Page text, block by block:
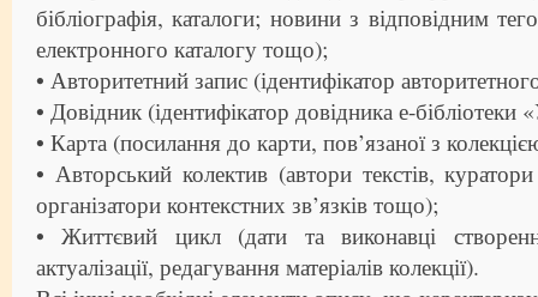
бібліографія, каталоги; новини з відповідним
електронного каталогу тощо);
• Авторитетний запис (ідентифікатор
• Довідник (ідентифікатор довідника е-бібліотеки
• Карта (посилання до карти, пов’язаної з
• Авторський колектив (автори текстів,
організатори контекстних зв’язків тощо);
• Життєвий цикл (дати та виконавці
актуалізації, редагування матеріалів колекції).